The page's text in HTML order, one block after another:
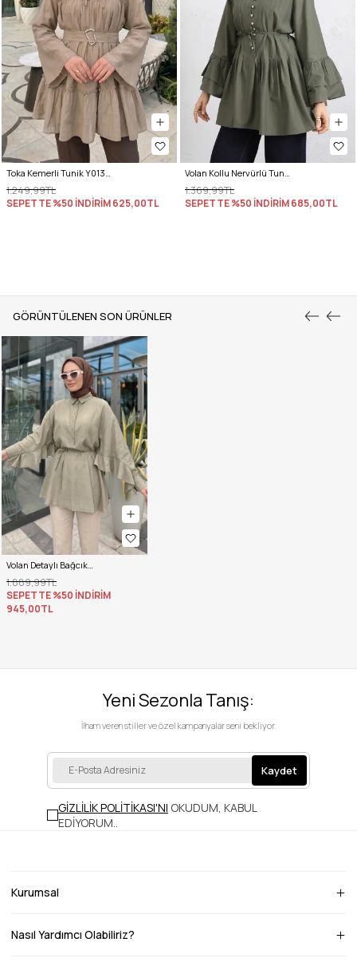
1.249,99TL
SEPETTE %50 İNDİRİM625,00TL
1.369,99TL
SEPETTE %50 İNDİRİM685,00TL
GÖRÜNTÜLENEN SON ÜRÜNLER
Volan Detaylı Bağcıklı Tunik Y0136 - AÇIK HAKİ
1.889,99TL
SEPETTE %50 İNDİRİM
945,00TL
Yeni Sezonla Tanış:
İlham veren stiller ve özel kampanyalar seni bekliyor.
Kaydet
GİZLİLİK POLİTİKASI'NI OKUDUM, KABUL
EDİYORUM..
Kurumsal
Nasıl Yardımcı Olabiliriz?